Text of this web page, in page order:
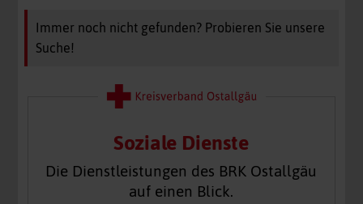
Immer noch nicht gefunden? Probieren Sie unsere
Suche!
Soziale Dienste
Die Dienstleistungen des BRK Ostallgäu
auf einen Blick.